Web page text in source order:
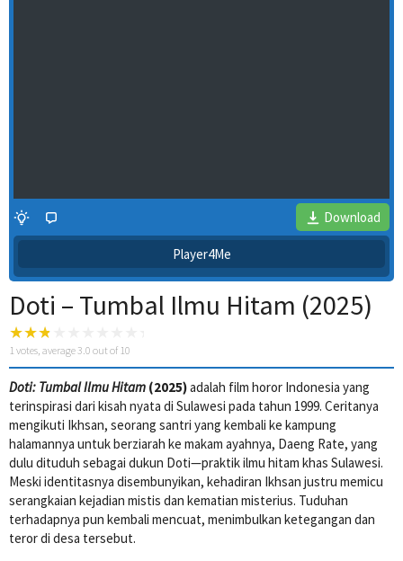
4 Wait Time
Download
Player4Me
Doti – Tumbal Ilmu Hitam (2025)
1 votes, average3.0 out of 10
Doti: Tumbal Ilmu Hitam (2025)adalah film horor Indonesia yang
terinspirasi dari kisah nyata di Sulawesi pada tahun 1999. Ceritanya
mengikuti Ikhsan, seorang santri yang kembali ke kampung
halamannya untuk berziarah ke makam ayahnya, Daeng Rate, yang
dulu dituduh sebagai dukun Doti—praktik ilmu hitam khas Sulawesi.
Meski identitasnya disembunyikan, kehadiran Ikhsan justru memicu
serangkaian kejadian mistis dan kematian misterius. Tuduhan
terhadapnya pun kembali mencuat, menimbulkan ketegangan dan
teror di desa tersebut.